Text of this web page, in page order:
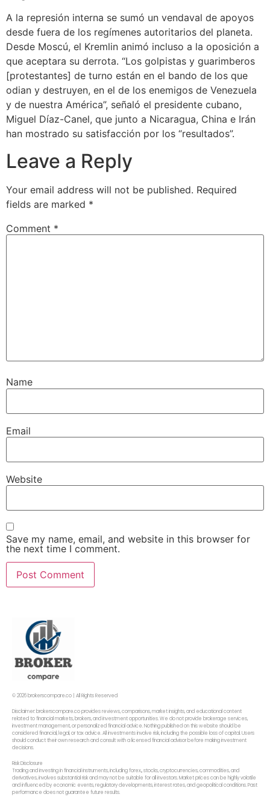
A la represión interna se sumó un vendaval de apoyos
desde fuera de los regímenes autoritarios del planeta.
Desde Moscú, el Kremlin animó incluso a la oposición a
que aceptara su derrota. “Los golpistas y guarimberos
[protestantes] de turno están en el bando de los que
odian y destruyen, en el de los enemigos de Venezuela
y de nuestra América”, señaló el presidente cubano,
Miguel Díaz-Canel, que junto a Nicaragua, China e Irán
han mostrado su satisfacción por los “resultados”.
Leave a Reply
Your email address will not be published. Required
fields are marked *
Comment *
Name
Email
Website
Save my name, email, and website in this browser for
the next time I comment.
© 2026 brokerscompare.co | All Rights Reserved
Disclaimer: brokerscompare.co provides reviews, comparisons, market insights, and educational content
related to financial markets, brokers, and investment opportunities. We do not provide brokerage services,
investment management, or personalized financial advice. Nothing published on this website should be
considered financial, legal, or tax advice. All investments involve risk, including the possible loss of capital. Users
should conduct their own research and consult with a licensed financial advisor before making investment
decisions.
Risk Disclosure
Trading and investing in financial instruments, including forex,, stocks, cryptocurrencies, commodities, and
derivatives, involves substantial risk and may not be suitable for all investors. Market prices can be highly volatile
and influenced by economic events, regulatory developments, interest rates, and geopolitical conditions. Past
performance does not guarantee future results.